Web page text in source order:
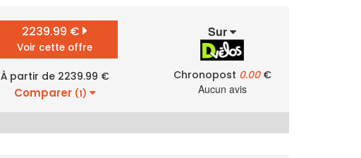
2239.99 €
Voir cette offre
À partir de 2239.99 €
Comparer (1)
Sur
Chronopost 0.00€
Aucun avis